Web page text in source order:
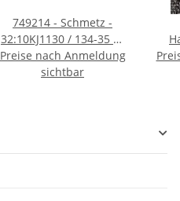
749214 - Schmetz -
32:10KJ1130 / 134-35 DI
Nadeldicke: 130 / Preis
pro Karte á 10 Nadeln
Preise nach Anmeldung
sichtbar